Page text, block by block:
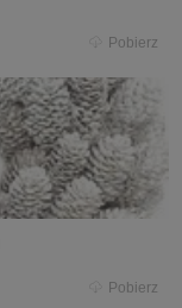
Pobierz
Pobierz